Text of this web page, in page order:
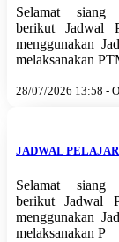
Selamat
berikut Jadwal
menggunakan
melaksanakan
28/07/2026 13:58 -
JADWAL
Selamat
berikut Jadwal
menggunakan
melaksanakan P